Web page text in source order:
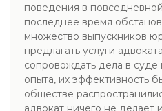
поведения в
последнее время
множество выпускников
предлагать услуги
сопровождать дела в
опыта, их эффективность
обществе
адвокат ничего не делает